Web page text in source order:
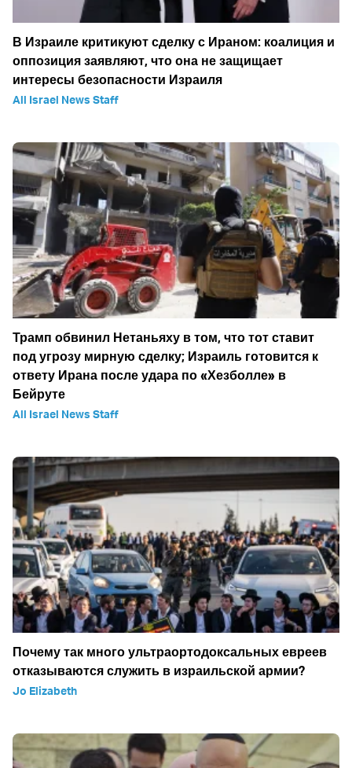
В Израиле критикуют сделку с Ираном: коалиция и
оппозиция заявляют, что она не защищает
интересы безопасности Израиля
All Israel News Staff
Трамп обвинил Нетаньяху в том, что тот ставит
под угрозу мирную сделку; Израиль готовится к
ответу Ирана после удара по «Хезболле» в
Бейруте
All Israel News Staff
Почему так много ультраортодоксальных евреев
отказываются служить в израильской армии?
Jo Elizabeth